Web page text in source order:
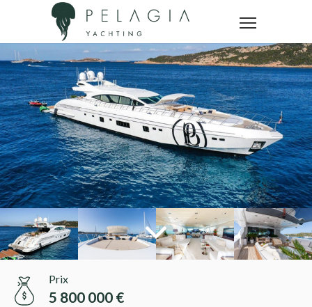
Prix
5 800 000 €